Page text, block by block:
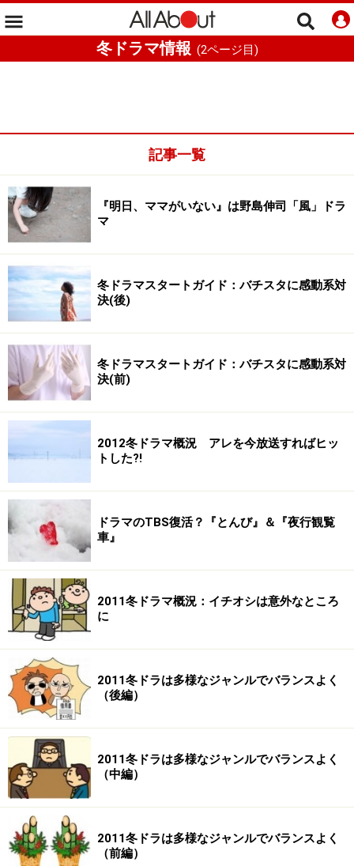
冬ドラマ情報 (2ページ目)
記事一覧
『明日、ママがいない』は野島伸司「風」ドラ
マ
冬ドラマスタートガイド：バチスタに感動系対
決(後)
冬ドラマスタートガイド：バチスタに感動系対
決(前)
2012冬ドラマ概況 アレを今放送すればヒッ
トした?!
ドラマのTBS復活？『とんび』＆『夜行観覧
車』
2011冬ドラマ概況：イチオシは意外なところ
に
2011冬ドラは多様なジャンルでバランスよく
（後編）
2011冬ドラは多様なジャンルでバランスよく
（中編）
2011冬ドラは多様なジャンルでバランスよく
（前編）